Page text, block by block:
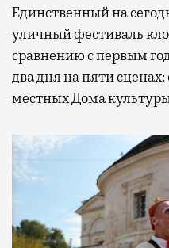
Единственный на
уличный фестиваль
сравнению с первым
два дня на пяти
местных Дома